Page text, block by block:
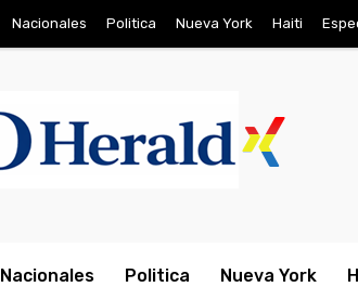
Nacionales Politica Nueva York Haiti
Nacionales Politica Nueva York